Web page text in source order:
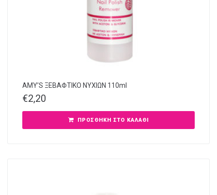
AMY’S ΞΕΒΑΦΤΙΚΟ ΝΥΧΙΩΝ 110ml
€2,20
ΠΡΟΣΘΉΚΗ ΣΤΟ ΚΑΛΆΘΙ